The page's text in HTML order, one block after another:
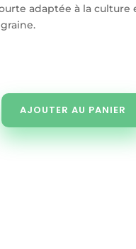
adaptée à la culture
AJOUTER AU PANIER